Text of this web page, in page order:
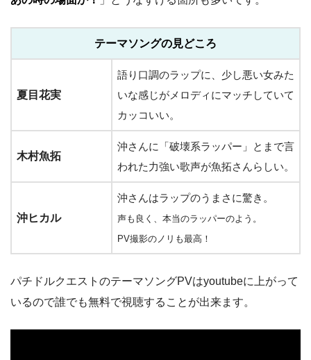
テーマソングの見どころ
夏目花実
語り口調のラップに、少し悪い女みた
いな感じがメロディにマッチしていて
カッコいい。
木村魚拓
沖さんに「破壊系ラッパー」とまで言
われた力強い歌声が魚拓さんらしい。
沖ヒカル
沖さんはラップのうまさに驚き。
声も良く、本当のラッパーのよう。
PV撮影のノリも最高！
パチドルクエストのテーマソングPVはyoutubeに上がって
いるので誰でも無料で視聴することが出来ます。